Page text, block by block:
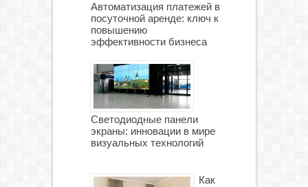
Автоматизация платежей в
посуточной аренде: ключ к
повышению
эффективности бизнеса
Светодиодные панели
экраны: инновации в мире
визуальных технологий
Как